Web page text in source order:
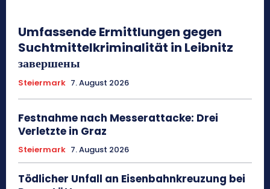
Umfassende Ermittlungen gegen
Suchtmittelkriminalität in Leibnitz
завершены
Steiermark 7. August 2026
Festnahme nach Messerattacke: Drei
Verletzte in Graz
Steiermark 7. August 2026
Tödlicher Unfall an Eisenbahnkreuzung bei